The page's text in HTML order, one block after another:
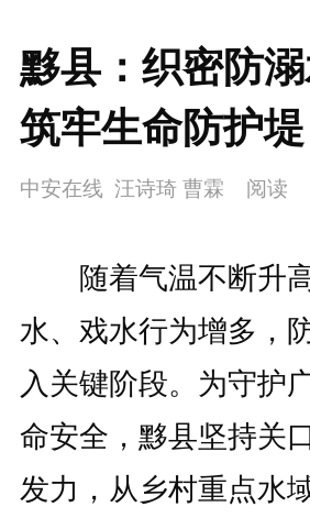
黟县：织密防
筑牢生命防护堤
中安在线 汪诗琦 曹霖 阅读
随着气温不断升
水、戏水行为增多，
入关键阶段。为守护
命安全，黟县坚持关
发力，从乡村重点水